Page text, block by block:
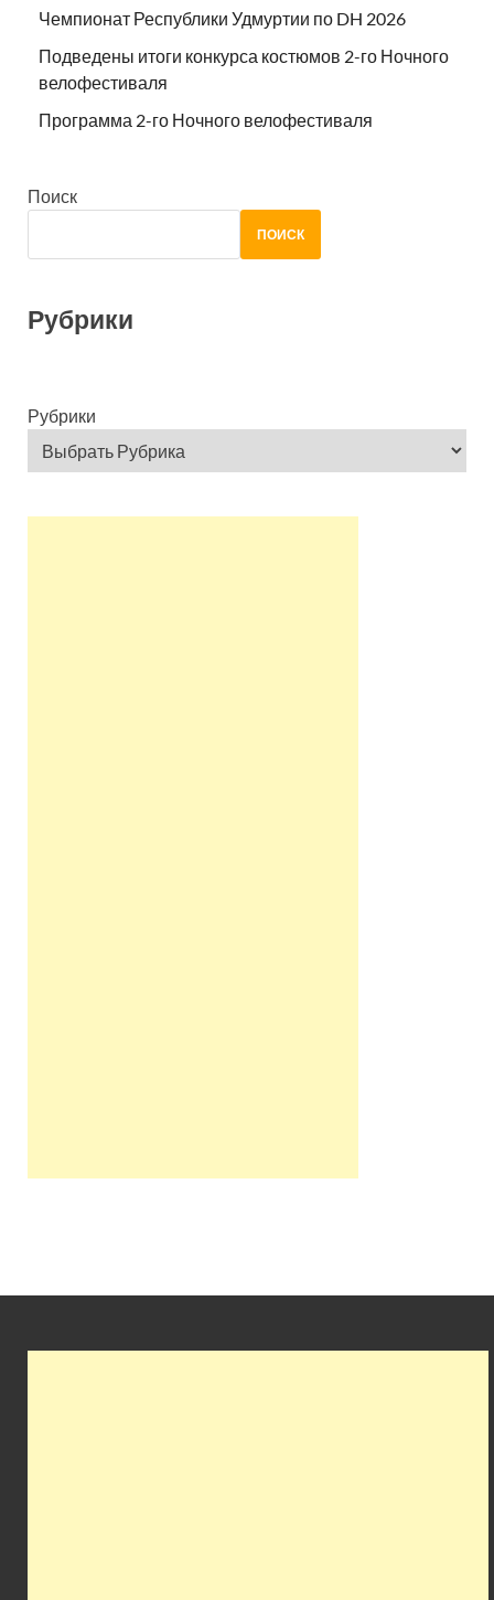
Чемпионат Республики Удмуртии по DH 2026
Подведены итоги конкурса костюмов 2-го Ночного
велофестиваля
Программа 2-го Ночного велофестиваля
Поиск
ПОИСК
Рубрики
Рубрики